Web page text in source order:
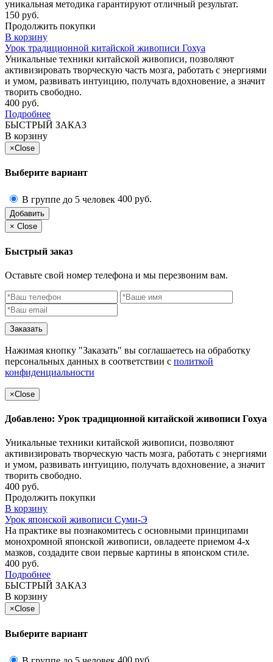
уникальная методика гарантируют отличный результат.
150 руб.
Продолжить покупки
В корзину
Урок традиционной китайской живописи Гохуа
Уникальные техники китайской живописи, позволяют
активизировать творческую часть мозга, работать с энергиями
и умом, развивать интуицию, получать вдохновение, а значит
творить свободно.
400 руб.
Подробнее
БЫСТРЫЙ ЗАКАЗ
В корзину
×Close
Выберите вариант
В группе до 5 человек 400 руб.
Добавить
× Close
Быстрый заказ
Оставьте свой номер телефона и мы перезвоним вам.
Заказать
Нажимая кнопку "Заказать" вы соглашаетесь на обработку
персональных данных в соответствии с политкой
конфиденциальности
×Close
Добавлено: Урок традиционной китайской живописи Гохуа
Уникальные техники китайской живописи, позволяют
активизировать творческую часть мозга, работать с энергиями
и умом, развивать интуицию, получать вдохновение, а значит
творить свободно.
400 руб.
Продолжить покупки
В корзину
Урок японской живописи Суми-Э
На практике вы познакомитесь с основными принципами
монохромной японской живописи, овладеете приемом 4-х
мазков, создадите свои первые картины в японском стиле.
400 руб.
Подробнее
БЫСТРЫЙ ЗАКАЗ
В корзину
×Close
Выберите вариант
400 руб.